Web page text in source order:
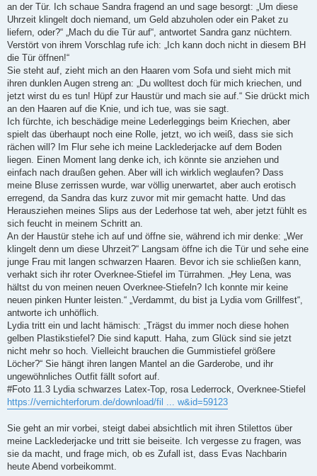
an der Tür. Ich schaue Sandra fragend an und sage besorgt: „Um diese
Uhrzeit klingelt doch niemand, um Geld abzuholen oder ein Paket zu
liefern, oder?“ „Mach du die Tür auf“, antwortet Sandra ganz nüchtern.
Verstört von ihrem Vorschlag rufe ich: „Ich kann doch nicht in diesem BH
die Tür öffnen!“
Sie steht auf, zieht mich an den Haaren vom Sofa und sieht mich mit
ihren dunklen Augen streng an: „Du wolltest doch für mich kriechen, und
jetzt wirst du es tun! Hüpf zur Haustür und mach sie auf.“ Sie drückt mich
an den Haaren auf die Knie, und ich tue, was sie sagt.
Ich fürchte, ich beschädige meine Lederleggings beim Kriechen, aber
spielt das überhaupt noch eine Rolle, jetzt, wo ich weiß, dass sie sich
rächen will? Im Flur sehe ich meine Lacklederjacke auf dem Boden
liegen. Einen Moment lang denke ich, ich könnte sie anziehen und
einfach nach draußen gehen. Aber will ich wirklich weglaufen? Dass
meine Bluse zerrissen wurde, war völlig unerwartet, aber auch erotisch
erregend, da Sandra das kurz zuvor mit mir gemacht hatte. Und das
Herausziehen meines Slips aus der Lederhose tat weh, aber jetzt fühlt es
sich feucht in meinem Schritt an.
An der Haustür stehe ich auf und öffne sie, während ich mir denke: „Wer
klingelt denn um diese Uhrzeit?“ Langsam öffne ich die Tür und sehe eine
junge Frau mit langen schwarzen Haaren. Bevor ich sie schließen kann,
verhakt sich ihr roter Overknee-Stiefel im Türrahmen. „Hey Lena, was
hältst du von meinen neuen Overknee-Stiefeln? Ich konnte mir keine
neuen pinken Hunter leisten.“ „Verdammt, du bist ja Lydia vom Grillfest“,
antworte ich unhöflich.
Lydia tritt ein und lacht hämisch: „Trägst du immer noch diese hohen
gelben Plastikstiefel? Die sind kaputt. Haha, zum Glück sind sie jetzt
nicht mehr so ​​hoch. Vielleicht brauchen die Gummistiefel größere
Löcher?“ Sie hängt ihren langen Mantel an die Garderobe, und ihr
ungewöhnliches Outfit fällt sofort auf.
#Foto 11.3 Lydia schwarzes Latex-Top, rosa Lederrock, Overknee-Stiefel
https://vernichterforum.de/download/fil ... w&id=59123
Sie geht an mir vorbei, steigt dabei absichtlich mit ihren Stilettos über
meine Lacklederjacke und tritt sie beiseite. Ich vergesse zu fragen, was
sie da macht, und frage mich, ob es Zufall ist, dass Evas Nachbarin
heute Abend vorbeikommt.